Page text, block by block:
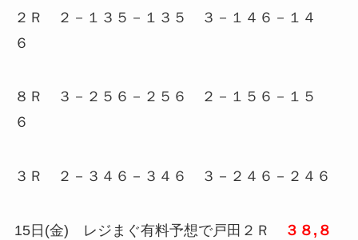
２Ｒ ２－１３５－１３５ ３－１４６－１４
６
８Ｒ ３－２５６－２５６ ２－１５６－１５
６
３Ｒ ２－３４６－３４６ ３－２４６－２４６
15日(金) レジまぐ有料予想で戸田２Ｒ
３８,８